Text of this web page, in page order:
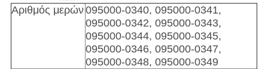
Αριθμός μερών095000-0340, 095000-0341,
095000-0342, 095000-0343,
095000-0344, 095000-0345,
095000-0346, 095000-0347,
095000-0348, 095000-0349